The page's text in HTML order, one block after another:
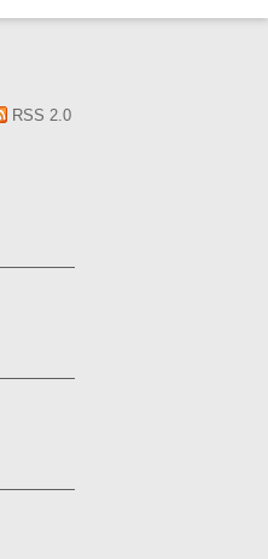
RSS 2.0